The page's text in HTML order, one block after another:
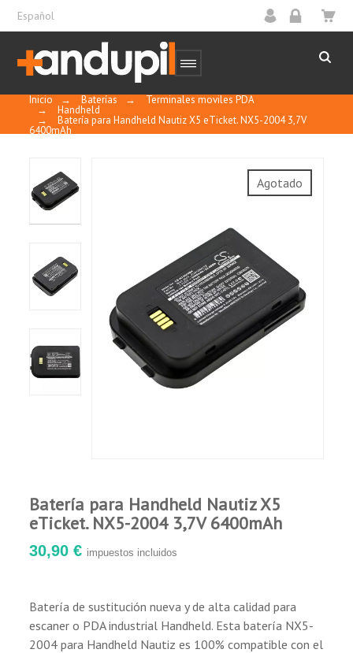
Español
Inicio → Baterías → Terminales moviles PDA
→ Handheld
→ Batería para Handheld Nautiz X5 eTicket. NX5-2004 3,7V
6400mAh
Agotado
Batería para Handheld Nautiz X5
eTicket. NX5-2004 3,7V 6400mAh
30,90 € impuestos incluidos
Batería de sustitución nueva y de alta calidad para
escaner o PDA industrial Handheld. Esta batería NX5-
2004 para Handheld Nautiz es 100% compatible con el